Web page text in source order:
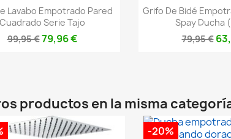
Vista rápida
Lavabo Empotrado Pared
Cuadrado Serie Tajo
99,95 €79,96 €
Vista
Grifo De Bidé
Spay Ducha
79,95 €
productos en la misma
-20%